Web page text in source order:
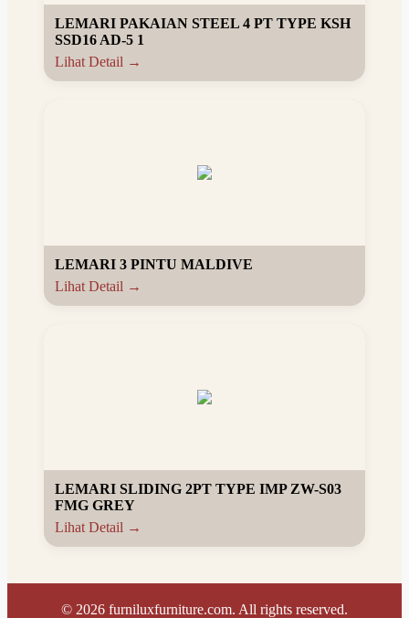
LEMARI PAKAIAN STEEL 4 PT TYPE KSH
SSD16 AD-5 1
Lihat Detail →
LEMARI 3 PINTU MALDIVE
Lihat Detail →
LEMARI SLIDING 2PT TYPE IMP ZW-S03
FMG GREY
Lihat Detail →
© 2026 furniluxfurniture.com. All rights reserved.